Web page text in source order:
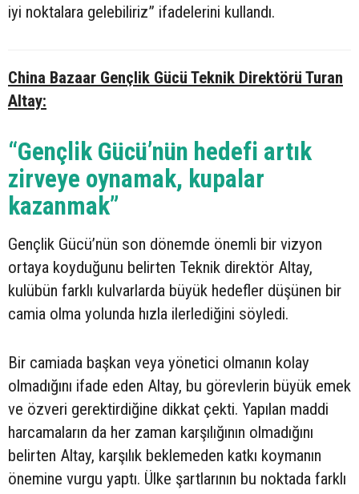
iyi noktalara gelebiliriz” ifadelerini kullandı.
China Bazaar Gençlik Gücü Teknik Direktörü Turan
Altay:
“Gençlik Gücü’nün hedefi artık
zirveye oynamak, kupalar
kazanmak”
Gençlik Gücü’nün son dönemde önemli bir vizyon
ortaya koyduğunu belirten Teknik direktör Altay,
kulübün farklı kulvarlarda büyük hedefler düşünen bir
camia olma yolunda hızla ilerlediğini söyledi.
Bir camiada başkan veya yönetici olmanın kolay
olmadığını ifade eden Altay, bu görevlerin büyük emek
ve özveri gerektirdiğine dikkat çekti. Yapılan maddi
harcamaların da her zaman karşılığının olmadığını
belirten Altay, karşılık beklemeden katkı koymanın
önemine vurgu yaptı. Ülke şartlarının bu noktada farklı